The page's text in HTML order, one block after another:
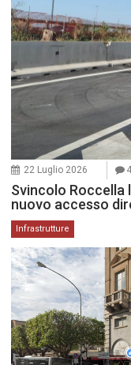
22 Luglio 2026 4
Svincolo Roccella
nuovo accesso
Infrastrutture